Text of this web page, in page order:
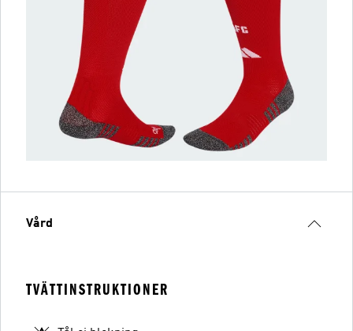
Vård
TVÄTTINSTRUKTIONER